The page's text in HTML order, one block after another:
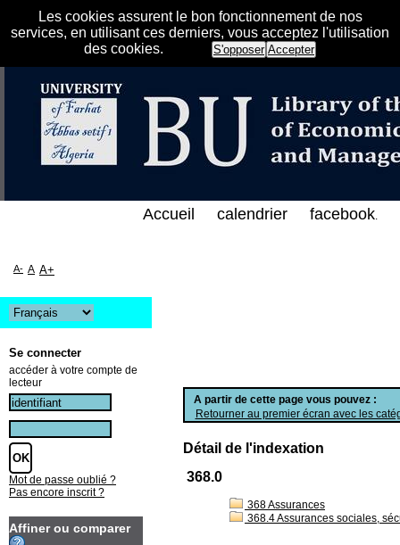
Les cookies assurent le bon fonctionnement de nos
services, en utilisant ces derniers, vous acceptez l'utilisation
des cookies.
S'opposer Accepter
الإلكتروني على الخط المباشر لمكتبة كلية
A partir de cette page vous pouvez :
Retourner au premier écran avec les
Détail de l'indexation
368.0
368 Assurances
368.4 Assurances sociales,
Accueil calendrier facebook.
A- A A+
Se connecter
accéder à votre compte de
lecteur
Mot de passe oublié ?
Pas encore inscrit ?
Affiner ou comparer